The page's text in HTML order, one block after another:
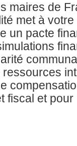
maires de
met à
un pacte
fiscal et